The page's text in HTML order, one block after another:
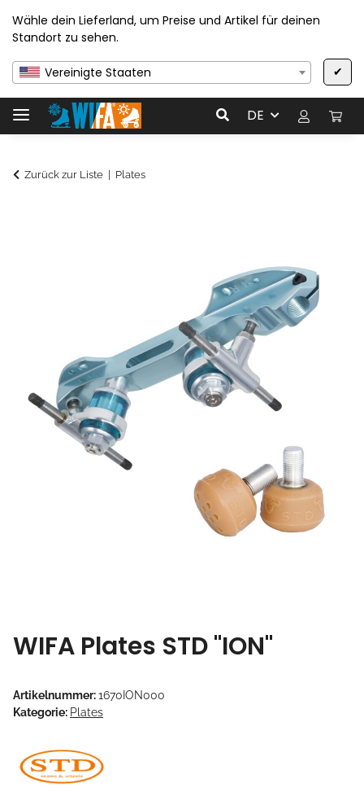
Wähle dein Lieferland, um Preise und Artikel für deinen
Standort zu sehen.
Vereinigte Staaten ✔
DE
Zurück zur Liste Plates
WIFA Plates STD "ION"
Artikelnummer:1670ION000
Kategorie: Plates